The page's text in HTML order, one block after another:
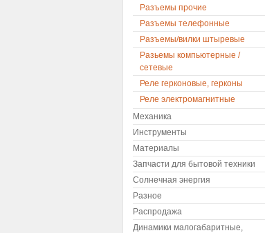
Разъемы прочие
Разъемы телефонные
Разъемы/вилки штыревые
Разьемы компьютерные /
сетевые
Реле герконовые, герконы
Реле электромагнитные
Механика
Инструменты
Материалы
Запчасти для бытовой техники
Солнечная энергия
Разное
Распродажа
Динамики малогабаритные,